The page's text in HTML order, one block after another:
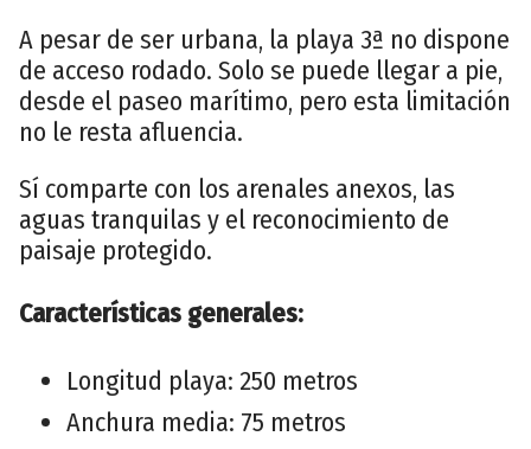
A pesar de ser urbana, la playa 3ª no dispone
de acceso rodado. Solo se puede llegar a pie,
desde el paseo marítimo, pero esta limitación
no le resta afluencia.
Sí comparte con los arenales anexos, las
aguas tranquilas y el reconocimiento de
paisaje protegido.
Características generales:
Longitud playa: 250 metros
Anchura media: 75 metros